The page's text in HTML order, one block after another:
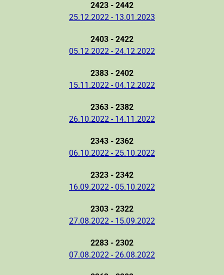
2423 - 2442
25.12.2022 - 13.01.2023
2403 - 2422
05.12.2022 - 24.12.2022
2383 - 2402
15.11.2022 - 04.12.2022
2363 - 2382
26.10.2022 - 14.11.2022
2343 - 2362
06.10.2022 - 25.10.2022
2323 - 2342
16.09.2022 - 05.10.2022
2303 - 2322
27.08.2022 - 15.09.2022
2283 - 2302
07.08.2022 - 26.08.2022